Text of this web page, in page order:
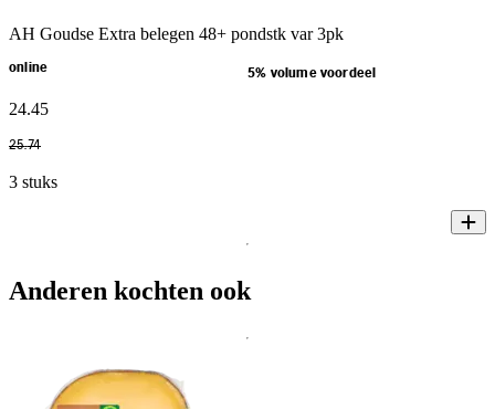
AH Goudse Extra belegen 48+ pondstk var 3pk
online 5% volume voordeel
24.45
25.74
3 stuks
Anderen kochten ook